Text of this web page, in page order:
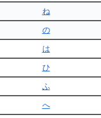
ね
の
は
ひ
ふ
へ